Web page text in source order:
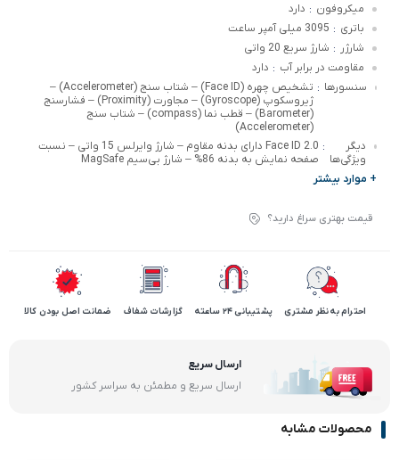
میکروفون : دارد
باتری : 3095 میلی آمپر ساعت
شارژر : شارژ سریع 20 واتی
مقاومت در برابر آب : دارد
سنسورها :
تشخیص چهره (Face ID) – شتاب سنج (Accelerometer) –
ژیروسکوپ (Gyroscope) – مجاورت (Proximity) – فشارسنج
(Barometer) – قطب نما (compass) – شتاب سنج
(Accelerometer)
دیگر
ویژگی‌ها
:
Face ID 2.0 دارای بدنه مقاوم – شارژ وایرلس 15 واتی – نسبت
صفحه نمایش به بدنه 86% – شارژ بی‌سیم MagSafe
+ موارد بیشتر
قیمت بهتری سراغ دارید؟
احترام به نظر مشتری پشتیبانی 24 ساعته گزارشات شفاف ضمانت اصل بودن کالا
ارسال سریع
ارسال سریع و مطمئن به سراسر کشور
محصولات مشابه